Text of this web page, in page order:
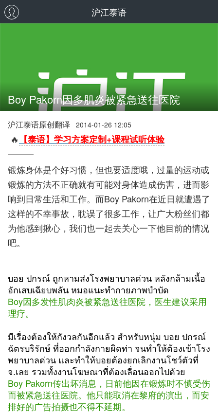
沪江泰语
Boy Pakorn因多肌炎被紧急送往医院
沪江泰语原创翻译 2014-01-26 12:05
🔥 【泰语】学习方案定制+课程试听体验
锻炼身体是个好习惯，但也要适度哦，过量的运动或
锻炼的方法不正确就有可能对身体造成伤害，进而影
响到日常生活和工作。而Boy Pakorn在近日就遭遇了
这样的不幸事故，耽误了很多工作，让广大粉丝们都
为他感到揪心，我们也一起去关心一下他目前的情况
吧。
บอย ปกรณ์ ถูกหามส่งโรงพยาบาลด่วน หลังกล้ามเนื้อ
อักเสบเฉียบพลัน หมอแนะทำกายภาพบำบัด
Boy因多发性肌肉炎被紧急送往医院，医生建议采用
理疗。
มีเรื่องต้องให้กังวลกันอีกแล้ว สำหรับหนุ่ม บอย ปกรณ์
ฉัตรบริรักษ์ ที่ออกกำลังกายผิดท่า จนทำให้ต้องเข้าโรง
พยาบาลด่วน และทำให้บอยต้องยกเลิกงานโชว์ตัวที่
จ.เลย รวมทั้งงานโฆษณาที่ต้องเลื่อนออกไปด้วย
Boy Pakorn传出坏消息，日前他因在锻炼时不慎受伤
而被紧急送往医院。他只能取消在黎府的演出，而安
排好的广告拍摄也不得不延期。